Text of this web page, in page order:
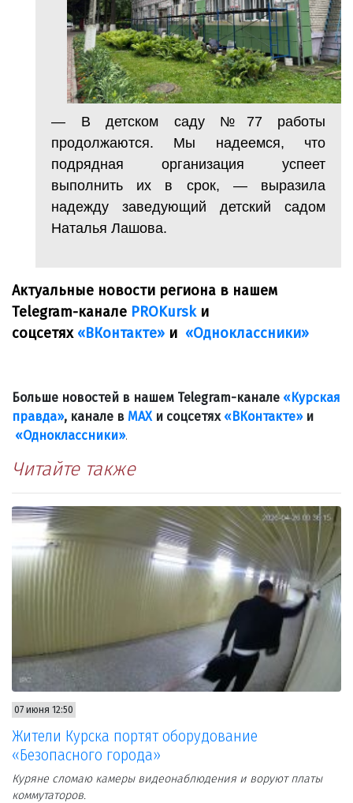
— В детском саду №77 работы
продолжаются. Мы надеемся, что
подрядная организация успеет
выполнить их в срок, — выразила
надежду заведующий детский садом
Наталья Лашова.
Актуальные новости региона в нашем
Telegram-канале PROKurskи
соцсетях «ВКонтакте» и «Одноклассники»
Больше новостей в нашем Telegram-канале «Курская
правда», канале в МАХи соцсетях «ВКонтакте»и
«Одноклассники».
Читайте также
07 июня 12:50
Жители Курска портят оборудование
«Безопасного города»
Куряне сломаю камеры видеонаблюдения и воруют платы
коммутаторов.